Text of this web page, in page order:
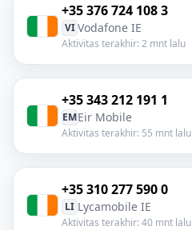
+35 376 724 108 3
VI Vodafone IE
Aktivitas terakhir: 2 mnt lalu
+35 343 212 191 1
EMEir Mobile
Aktivitas terakhir: 55 mnt lalu
+35 310 277 590 0
LI Lycamobile IE
Aktivitas terakhir: 40 mnt lalu